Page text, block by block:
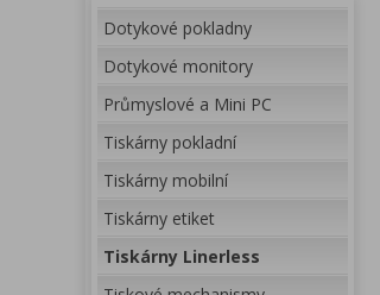
Dotykové pokladny
Dotykové monitory
Průmyslové a Mini PC
Tiskárny pokladní
Tiskárny mobilní
Tiskárny etiket
Tiskárny Linerless